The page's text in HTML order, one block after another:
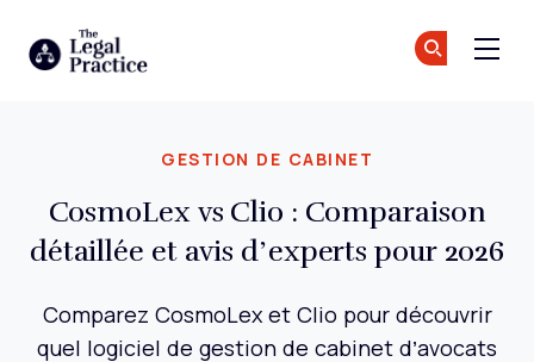
GESTION DE CABINET
CosmoLex vs Clio : Comparaison
détaillée et avis d’experts pour 2026
Comparez CosmoLex et Clio pour découvrir
quel logiciel de gestion de cabinet d’avocats